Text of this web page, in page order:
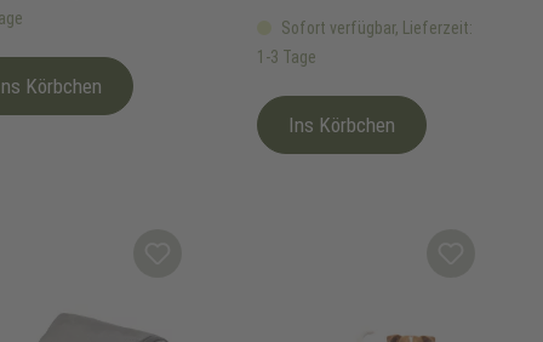
Körbchen
Sofort verfügbar, Lieferzeit:
1-3 Tage
Ins Körbchen